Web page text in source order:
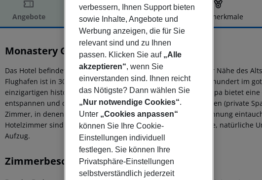
Angebote Hotelbeschreibung Hotelmerkmale
Hotelbeschreibung
Monastery Garden Prague
4
Das Hotel befindet sich im historischen Herzen von Prag, in der Nähe des
Flughafen ist in 30 Autominuten erreichbar. Erbaut im 13. Jahrhundert im
einzigartigen historischen Charakter. Das private hoteleigene Spa bietet
entspannen und die wunderschöne Umgebung genießen können (private
Zimmer, in denen die Gäste in eine Welt der Ruhe und Entspannung
Hotelzimmer sind mit Erdtönen gestaltet, um eine beruhigende, natürliche
Aufzug.
Zimmerbeschreibung
verbessern, Ihnen Support bieten
sowie Inhalte, Angebote und
Werbung anzeigen, die für Sie
relevant sind und zu Ihnen
passen. Klicken Sie auf „Alle
akzeptieren“, wenn Sie
einverstanden sind. Ihnen reicht
das Nötigste? Dann wählen Sie
„Nur notwendige Cookies“.
Unter „Cookies anpassen“
können Sie Ihre Cookie-
Einstellungen individuell
festlegen. Sie können Ihre
Privatsphäre-Einstellungen
selbstverständlich jederzeit